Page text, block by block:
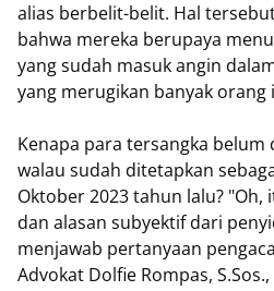
alias berbelit-belit. Hal
bahwa mereka berupaya
yang sudah masuk angin
yang merugikan banyak orang
Kenapa para tersangka
walau sudah ditetapkan
Oktober 2023 tahun lalu? "Oh,
dan alasan subyektif dari
menjawab pertanyaan
Advokat Dolfie Rompas, S.Sos.,